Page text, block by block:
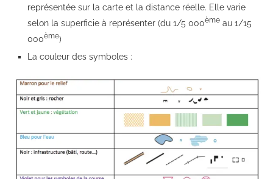
représentée sur la carte et la distance réelle. Elle varie
selon la superficie à représenter (du 1/5 000ème au 1/15
000ème)
La couleur des symboles :